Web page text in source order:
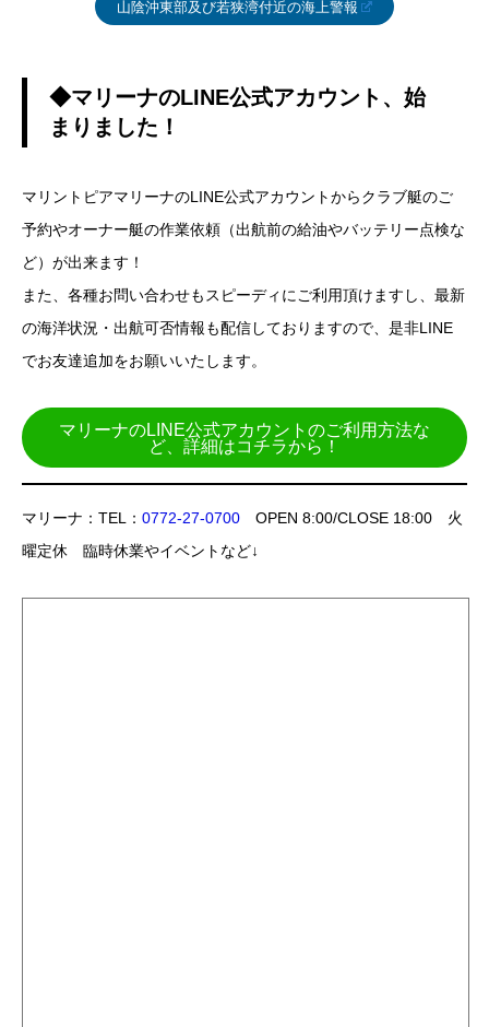
山陰沖東部及び若狭湾付近の海上警報
◆マリーナのLINE公式アカウント、始
まりました！
マリントピアマリーナのLINE公式アカウントからクラブ艇のご
予約やオーナー艇の作業依頼（出航前の給油やバッテリー点検な
ど）が出来ます！
また、各種お問い合わせもスピーディにご利用頂けますし、最新
の海洋状況・出航可否情報も配信しておりますので、是非LINE
でお友達追加をお願いいたします。
マリーナのLINE公式アカウントのご利用方法な
ど、詳細はコチラから！
マリーナ：TEL： 0772-27-0700 OPEN 8:00/CLOSE 18:00 火
曜定休 臨時休業やイベントなど↓